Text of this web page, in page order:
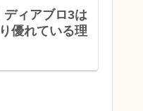
ディアブロ3は
優れている理